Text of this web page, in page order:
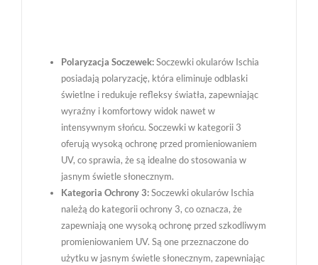
Polaryzacja Soczewek:Soczewki okularów Ischia
posiadają polaryzację, która eliminuje odblaski
świetlne i redukuje refleksy światła, zapewniając
wyraźny i komfortowy widok nawet w
intensywnym słońcu. Soczewki w kategorii 3
oferują wysoką ochronę przed promieniowaniem
UV, co sprawia, że są idealne do stosowania w
jasnym świetle słonecznym.
Kategoria Ochrony 3:Soczewki okularów Ischia
należą do kategorii ochrony 3, co oznacza, że
zapewniają one wysoką ochronę przed szkodliwym
promieniowaniem UV. Są one przeznaczone do
użytku w jasnym świetle słonecznym, zapewniając